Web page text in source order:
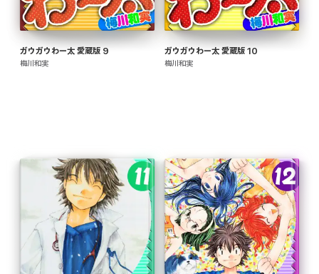
ガウガウわー太 愛蔵版 9
梅川和実
ガウガウわー太 愛蔵版 10
梅川和実